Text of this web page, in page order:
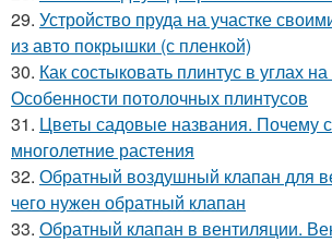
29. Устройство пруда на участке
из авто покрышки (с пленкой)
30. Как состыковать плинтус в углах
Особенности потолочных плинтусов
31. Цветы садовые названия. Почему
многолетние растения
32. Обратный воздушный клапан для
чего нужен обратный клапан
33. Обратный клапан в вентиляции.